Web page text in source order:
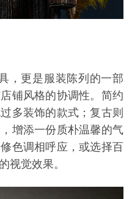
，更是服装陈列的一部
铺风格的协调性。简约
多装饰的款式；复古则
增添一份质朴温馨的气
色调相呼应，或选择百
视觉效果。